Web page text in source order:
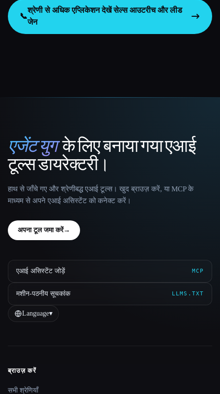
📞
श्रेणी से अधिक एप्लिकेशन देखेंसेल्स आउटरीच और लीड
जेन
That AI Collection
एजेंट युगके लिए बनाया गया एआई
टूल्स डायरेक्टरी।
हाथ से जाँचे गए और श्रेणीबद्ध एआई टूल्स। खुद ब्राउज़ करें, या MCP के
माध्यम से अपने एआई असिस्टेंट को कनेक्ट करें।
अपना टूल जमा करें→
एआई असिस्टेंट जोड़ें MCP
मशीन-पठनीय सूचकांक LLMS.TXT
Language▾
Site navigation
ब्राउज़ करें
सभी श्रेणियाँ